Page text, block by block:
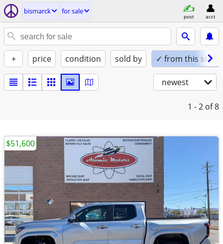
bismarck for sale
post acct
+ price condition sold by ✓ from this seller
newest
1 - 2 of 8
$51,600